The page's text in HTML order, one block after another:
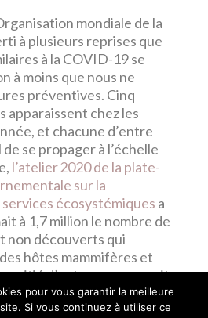
mondiale de la
à plusieurs reprises que
à la COVID-19 se
à moins que nous ne
préventives. Cinq
apparaissent chez les
et chacune d’entre
se propager à l’échelle
l’atelier 2020 de la plate-
sur la
écosystémiques a
à 1,7 million le nombre de
non découverts qui
hôtes mammifères et
moitié d’entre eux pourrait
les humains.
pour vous garantir la meilleure
Si vous continuez à utiliser ce